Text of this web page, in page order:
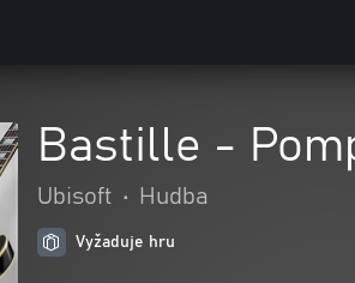
Bastille -
Ubisoft • Hudba
Vyžaduje hru